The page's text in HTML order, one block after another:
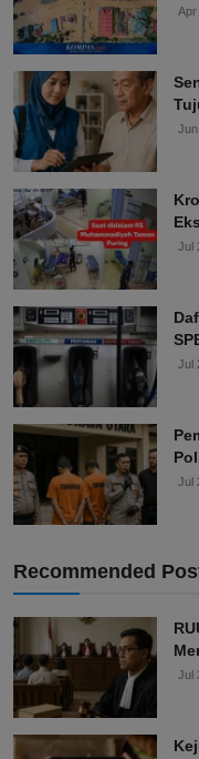
Apr
Jul
Jul
Jul
Recommended
Jul